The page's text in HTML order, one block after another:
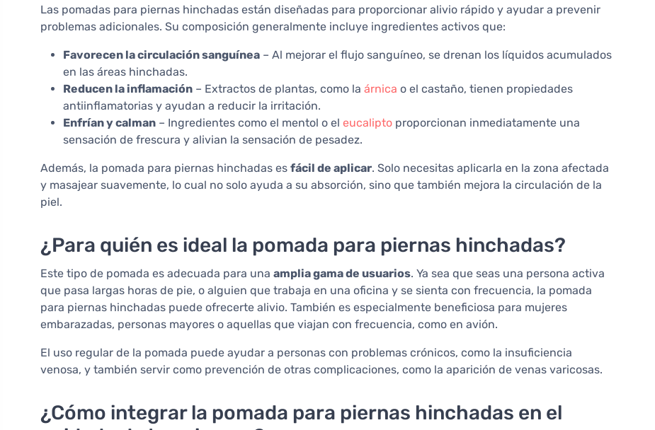
Las pomadas para piernas hinchadas están diseñadas para proporcionar alivio rápido y ayudar a prevenir
problemas adicionales. Su composición generalmente incluye ingredientes activos que:
Favorecen la circulación sanguínea – Al mejorar el flujo sanguíneo, se drenan los líquidos acumulados
en las áreas hinchadas.
Reducen la inflamación – Extractos de plantas, como la árnica o el castaño, tienen propiedades
antiinflamatorias y ayudan a reducir la irritación.
Enfrían y calman – Ingredientes como el mentol o el eucalipto proporcionan inmediatamente una
sensación de frescura y alivian la sensación de pesadez.
Además, la pomada para piernas hinchadas es fácil de aplicar. Solo necesitas aplicarla en la zona afectada
y masajear suavemente, lo cual no solo ayuda a su absorción, sino que también mejora la circulación de la
piel.
¿Para quién es ideal la pomada para piernas hinchadas?
Este tipo de pomada es adecuada para una amplia gama de usuarios. Ya sea que seas una persona activa
que pasa largas horas de pie, o alguien que trabaja en una oficina y se sienta con frecuencia, la pomada
para piernas hinchadas puede ofrecerte alivio. También es especialmente beneficiosa para mujeres
embarazadas, personas mayores o aquellas que viajan con frecuencia, como en avión.
El uso regular de la pomada puede ayudar a personas con problemas crónicos, como la insuficiencia
venosa, y también servir como prevención de otras complicaciones, como la aparición de venas varicosas.
¿Cómo integrar la pomada para piernas hinchadas en el